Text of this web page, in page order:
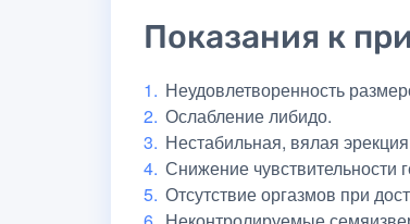
Показания к
Неудовлетворенность
Ослабление либидо.
Нестабильная, вялая
Снижение чувствительности
Отсутствие оргазмов при